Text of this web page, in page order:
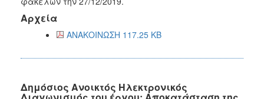
Αρχεία
ΑΝΑΚΟΙΝΩΣΗ 117.25 KB
Δημόσιος Ανοικτός Ηλεκτρονικός